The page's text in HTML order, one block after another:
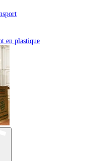
en plastique